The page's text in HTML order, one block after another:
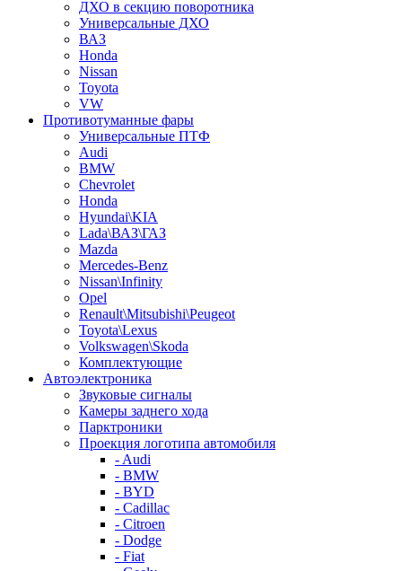
ДХО в секцию поворотника
Универсальные ДХО
ВАЗ
Honda
Nissan
Toyota
VW
Противотуманные фары
Универсальные ПТФ
Audi
BMW
Chevrolet
Honda
Hyundai\KIA
Lada\ВАЗ\ГАЗ
Mazda
Mercedes-Benz
Nissan\Infinity
Opel
Renault\Mitsubishi\Peugeot
Toyota\Lexus
Volkswagen\Skoda
Комплектующие
Автоэлектроника
Звуковые сигналы
Камеры заднего хода
Парктроники
Проекция логотипа автомобиля
- Audi
- BMW
- BYD
- Cadillac
- Citroen
- Dodge
- Fiat